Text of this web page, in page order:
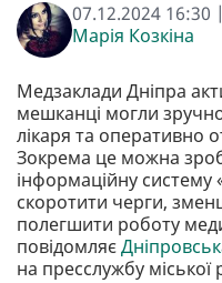
07.12.2024 16:30 |
Марія Козкіна
Медзаклади Дніпра
мешканці могли
лікаря та оперативно
Зокрема це можна
інформаційну систему
скоротити черги,
полегшити роботу
повідомляє
на пресслужбу міської